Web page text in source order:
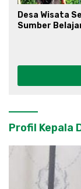
Desa Wisata
Sumber
Profil Kepala